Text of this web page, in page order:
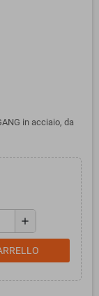
in acciaio, da
add